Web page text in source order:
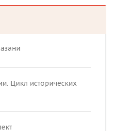
Цикл исторических